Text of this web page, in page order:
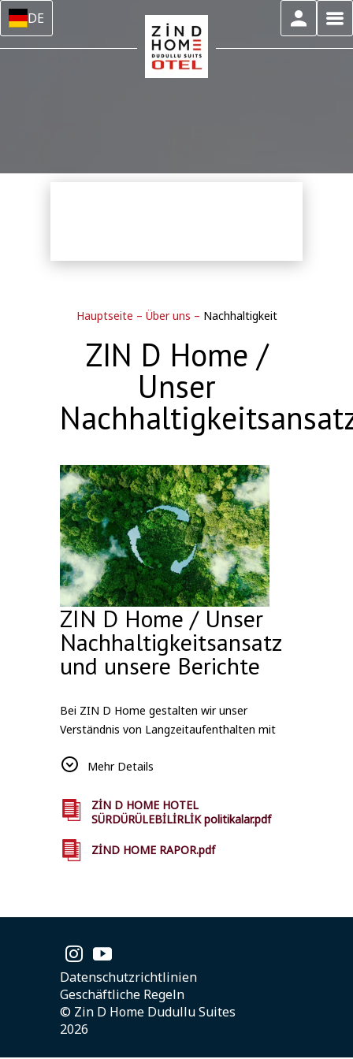
DE
Hauptseite – Über uns – Nachhaltigkeit
ZIN D Home /
Unser
ZIN D Home / Unser
Nachhaltigkeitsansatz
und unsere Berichte
Bei ZIN D Home gestalten wir unser
Verständnis von Langzeitaufenthalten mit
Ansatz. In allen unseren Einrichtungen in
ein nachhaltiges Aufenthaltserlebnis zu
bieten, in dem natürliche Ressourcen
effizient genutzt werden, mit dem lokalen
Leben kompatibel sind und unseren Gästen
relevanten Berichte zugreifen.
Mehr Details
ZİN D HOME HOTEL
SÜRDÜRÜLEBİLİRLİK politikalar.pdf
ZİND HOME RAPOR.pdf
© Zin D Home Dudullu Suites
2026
Datenschutzrichtlinien
Geschäftliche Regeln